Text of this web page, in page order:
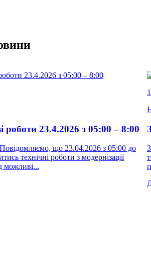
роботи 23.4.2026 з 05:00 – 8:00
що 23.04.2026 з 05:00 до
технічні роботи з модернізації
можливі...